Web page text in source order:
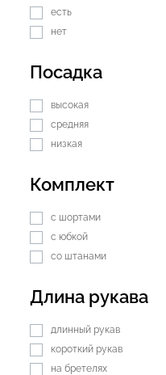
есть
нет
Посадка
высокая
средняя
низкая
Комплект
с шортами
с юбкой
со штанами
Длина рукава
длинный рукав
короткий рукав
на бретелях